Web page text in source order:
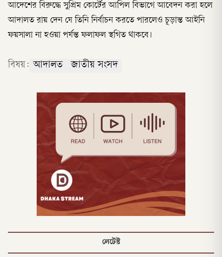
আদেশের বিরুদ্ধে সুপ্রিম কোর্টের আপিল বিভাগে আবেদন করা হলে
আদালত রায় দেন যে তিনি নির্বাচন করতে পারলেও চূড়ান্ত আইনি
ফয়সালা না হওয়া পর্যন্ত ফলাফল স্থগিত থাকবে।
বিষয়: আদালত জাতীয় সংসদ
লেটেস্ট